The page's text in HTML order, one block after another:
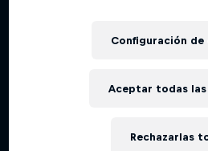
Configuración de
Rechazarlas
Aceptar todas